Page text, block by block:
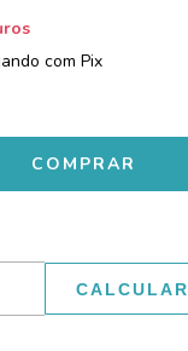
com Pix
CALCULAR